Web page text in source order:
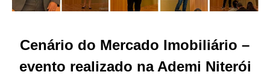
Cenário do Mercado Imobiliário –
evento realizado na Ademi Niterói